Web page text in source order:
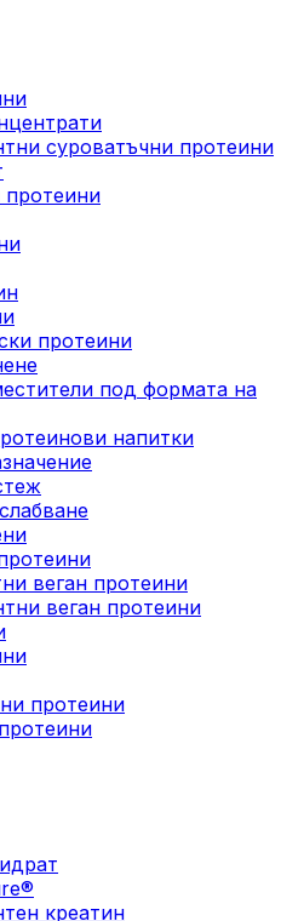
суроватъчни протеини
протеини
под формата на
напитки
веган протеини
веган протеини
протеини
креатин